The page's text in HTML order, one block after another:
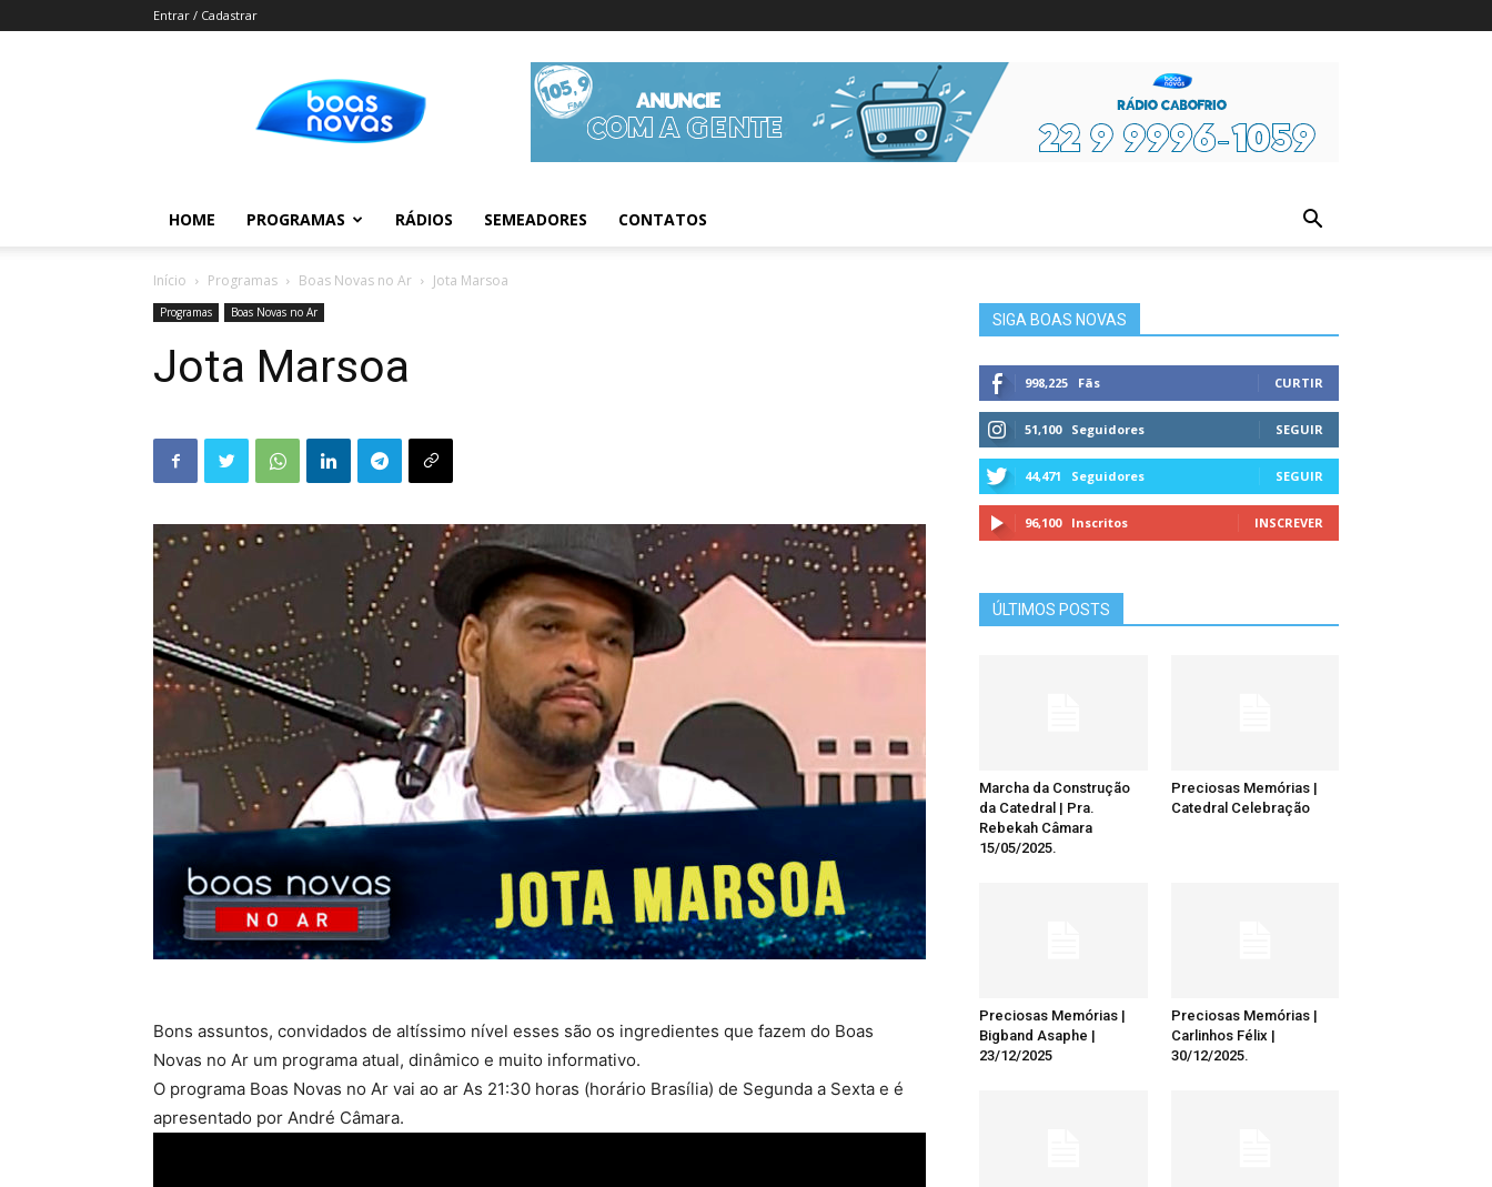
Entrar / Cadastrar
Novas
Informações da Figura
HOME PROGRAMAS RÁDIOS SEMEADORES CONTATOS
Início Programas Boas Novas no Ar Jota Marsoa
Programas Boas Novas no Ar
Jota Marsoa
Bons assuntos, convidados de altíssimo nível esses são os ingredientes que fazem do Boas
Novas no Ar um programa atual, dinâmico e muito informativo.
O programa Boas Novas no Ar vai ao ar As 21:30 horas (horário Brasília) de Segunda a Sexta e é
apresentado por André Câmara.
SIGA BOAS NOVAS
998,225 Fãs CURTIR
51,100 Seguidores SEGUIR
44,471 Seguidores SEGUIR
96,100 Inscritos INSCREVER
ÚLTIMOS POSTS
Marcha da Construção
da Catedral | Pra.
Rebekah Câmara
15/05/2025.
Preciosas Memórias |
Catedral Celebração
Preciosas Memórias |
Bigband Asaphe |
23/12/2025
Preciosas Memórias |
Carlinhos Félix |
30/12/2025.